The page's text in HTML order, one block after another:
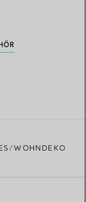
WOHNDEKO